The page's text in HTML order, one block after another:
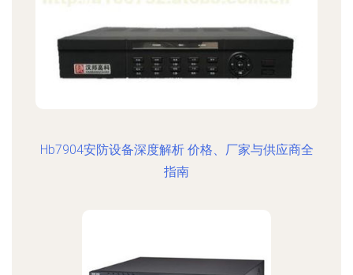
Hb7904安防设备深度解析 价格、厂家与供应商全
指南